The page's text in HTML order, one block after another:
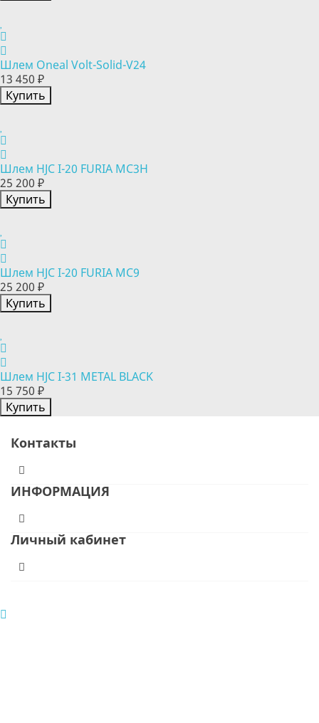
Шлем Oneal Volt-Solid-V24
13 450 ₽
Купить
Шлем HJC I-20 FURIA MC3H
25 200 ₽
Купить
Шлем HJC I-20 FURIA MC9
25 200 ₽
Купить
Шлем HJC I-31 METAL BLACK
15 750 ₽
Купить
Контакты
ИНФОРМАЦИЯ
Личный кабинет